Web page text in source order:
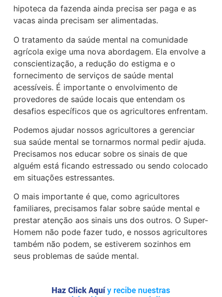
hipoteca da fazenda ainda precisa ser paga e as
vacas ainda precisam ser alimentadas.
O tratamento da saúde mental na comunidade
agrícola exige uma nova abordagem. Ela envolve a
conscientização, a redução do estigma e o
fornecimento de serviços de saúde mental
acessíveis. É importante o envolvimento de
provedores de saúde locais que entendam os
desafios específicos que os agricultores enfrentam.
Podemos ajudar nossos agricultores a gerenciar
sua saúde mental se tornarmos normal pedir ajuda.
Precisamos nos educar sobre os sinais de que
alguém está ficando estressado ou sendo colocado
em situações estressantes.
O mais importante é que, como agricultores
familiares, precisamos falar sobre saúde mental e
prestar atenção aos sinais uns dos outros. O Super-
Homem não pode fazer tudo, e nossos agricultores
também não podem, se estiverem sozinhos em
seus problemas de saúde mental.